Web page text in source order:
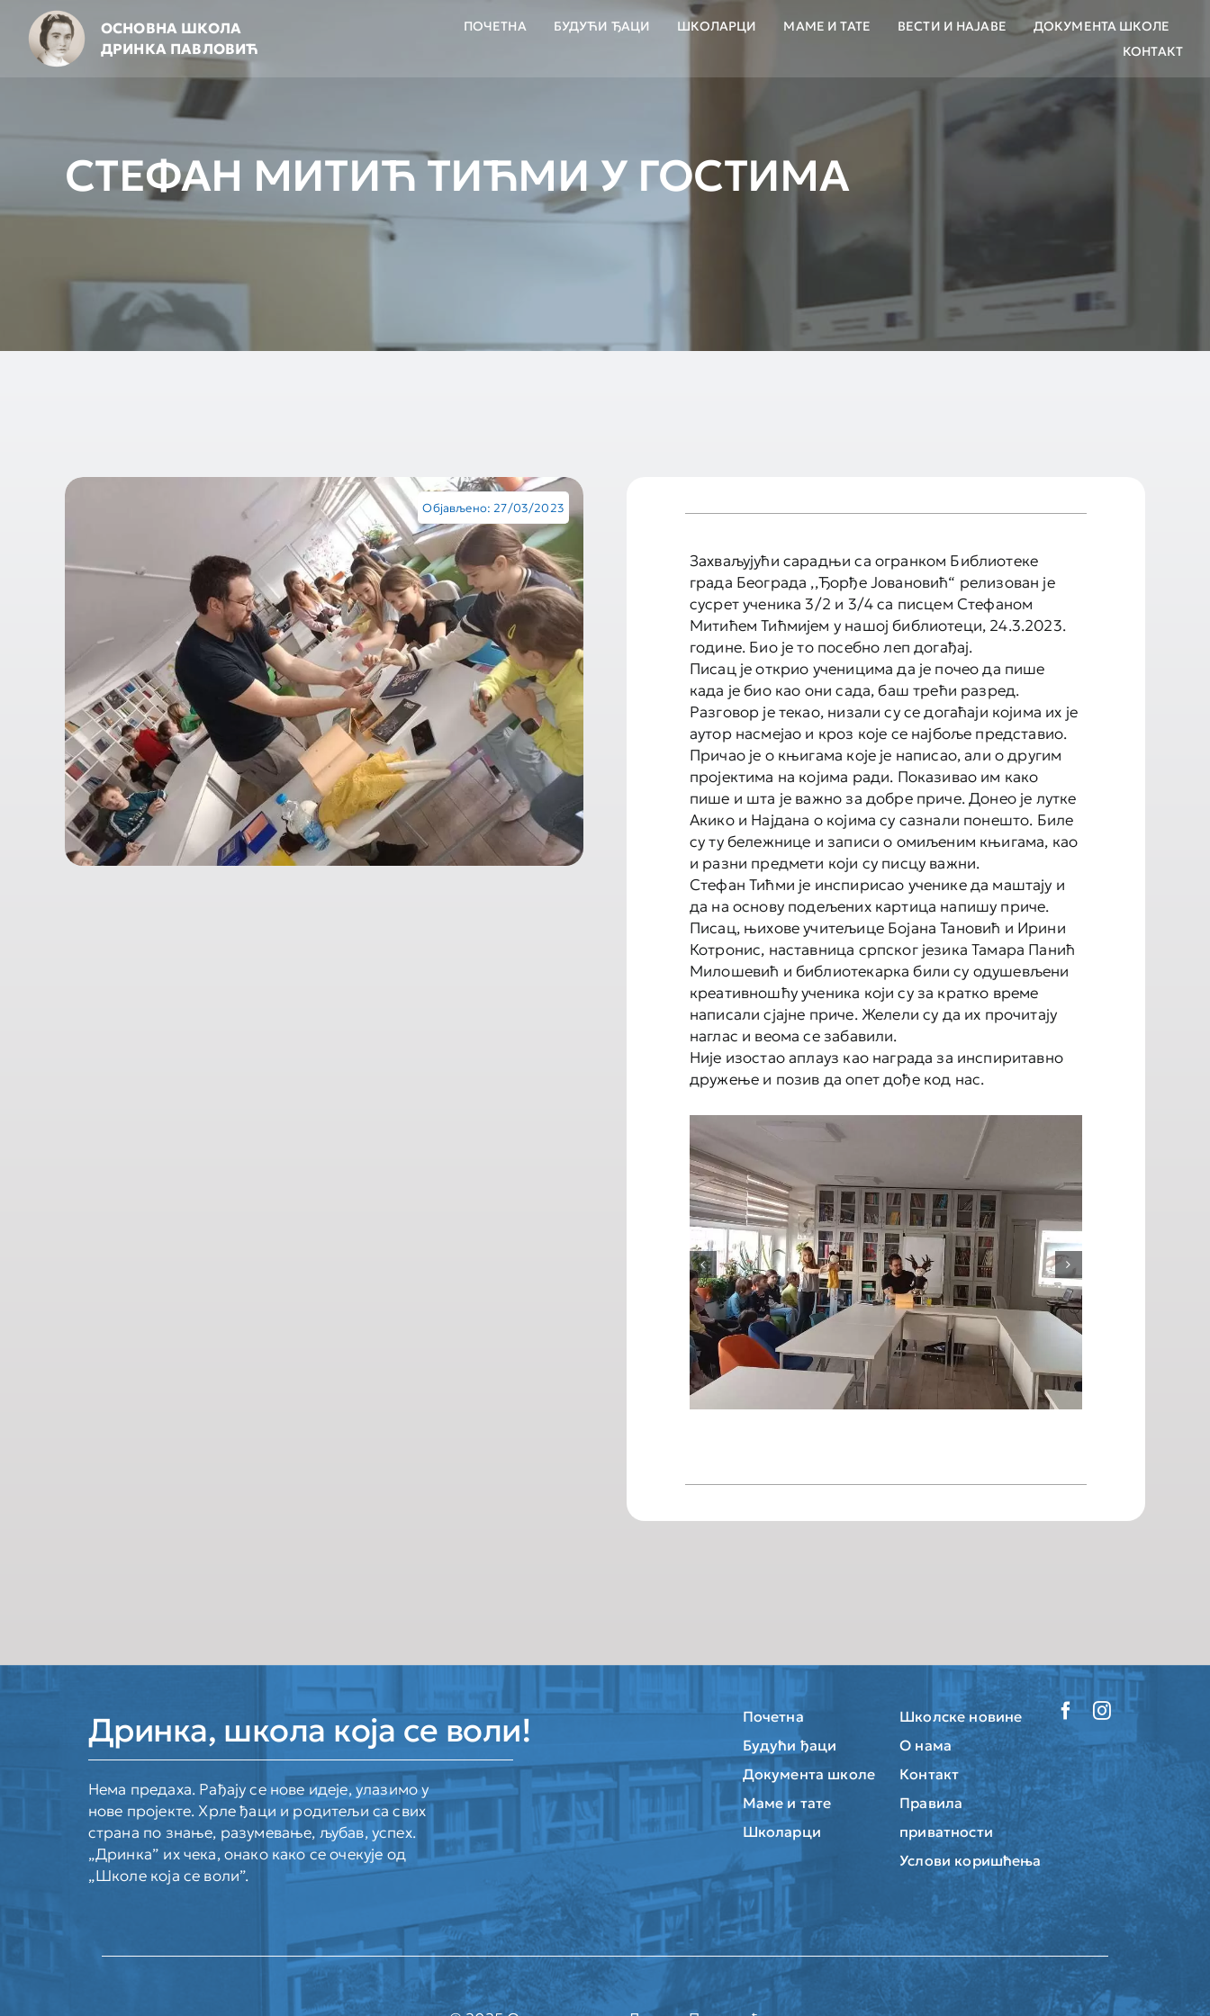
content
ОСНОВНА ШКОЛА
ДРИНКА ПАВЛОВИЋ
ПОЧЕТНА БУДУЋИ ЂАЦИ ШКОЛАРЦИ МАМЕ И ТАТЕ ВЕСТИ И НАЈАВЕ
ДОКУМЕНТА ШКОЛЕ
КОНТАКТ
СТЕФАН МИТИЋ ТИЋМИ У ГОСТИМА
Објављено: 27/03/2023
Захваљујући сарадњи са огранком Библиотеке
града Београда ,,Ђорђе Јовановић“ релизован је
сусрет ученика 3/2 и 3/4 са писцем Стефаном
Митићем Тићмијем у нашој библиотеци, 24.3.2023.
године. Био је то посебно леп догађај.
Писац је открио ученицима да је почео да пише
када је био као они сада, баш трећи разред.
Разговор је текао, низали су се догаћаји којима их је
аутор насмејао и кроз које се најбоље представио.
Причао је о књигама које је написао, али о другим
пројектима на којима ради. Показивао им како
пише и шта је важно за добре приче. Донео је лутке
Акико и Најдана о којима су сазнали понешто. Биле
су ту бележнице и записи о омиљеним књигама, као
и разни предмети који су писцу важни.
Стефан Тићми је инспирисао ученике да маштају и
да на основу подељених картица напишу приче.
Писац, њихове учитељице Бојана Тановић и Ирини
Котронис, наставница српског језика Тамара Панић
Милошевић и библиотекарка били су одушевљени
креативношћу ученика који су за кратко време
написали сјајне приче. Желели су да их прочитају
наглас и веома се забавили.
Није изостао аплауз као награда за инспиритавно
дружење и позив да опет дође код нас.
Дринка, школа која се воли!
Нема предаха. Рађају се нове идеје, улазимо у
нове пројекте. Хрле ђаци и родитељи са свих
страна по знање, разумевање, љубав, успех.
„Дринка” их чека, онако како се очекује од
„Школе која се воли”.
Почетна
Будући ђаци
Документа школе
Маме и тате
Школарци
Школске новине
О нама
Контакт
Правила
приватности
Услови коришћења